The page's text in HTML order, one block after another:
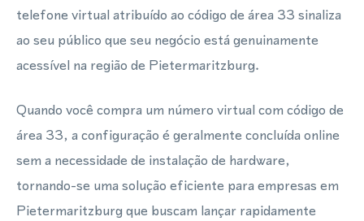
telefone virtual atribuído ao código de área 33 sinaliza
ao seu público que seu negócio está genuinamente
acessível na região de Pietermaritzburg.
Quando você compra um número virtual com código de
área 33, a configuração é geralmente concluída online
sem a necessidade de instalação de hardware,
tornando-se uma solução eficiente para empresas em
Pietermaritzburg que buscam lançar rapidamente